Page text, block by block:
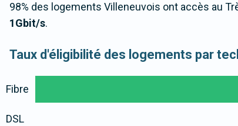
98% des logements Villeneuvois ont accès au
1Gbit/s.
Taux d'éligibilité des logements par
Fibre
DSL